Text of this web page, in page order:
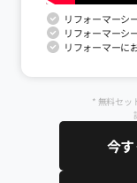
リフォーマーシ
リフォーマーシ
リフォーマーに
* 無料セッ
今